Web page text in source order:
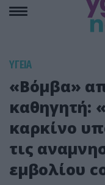
ΥΓΕΙΑ
«Βόμβα»
καθηγητή:
καρκίνο
τις
εμβολίου